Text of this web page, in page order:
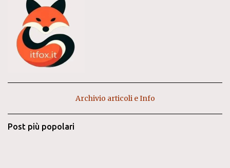
Archivio articoli e Info
Post più popolari